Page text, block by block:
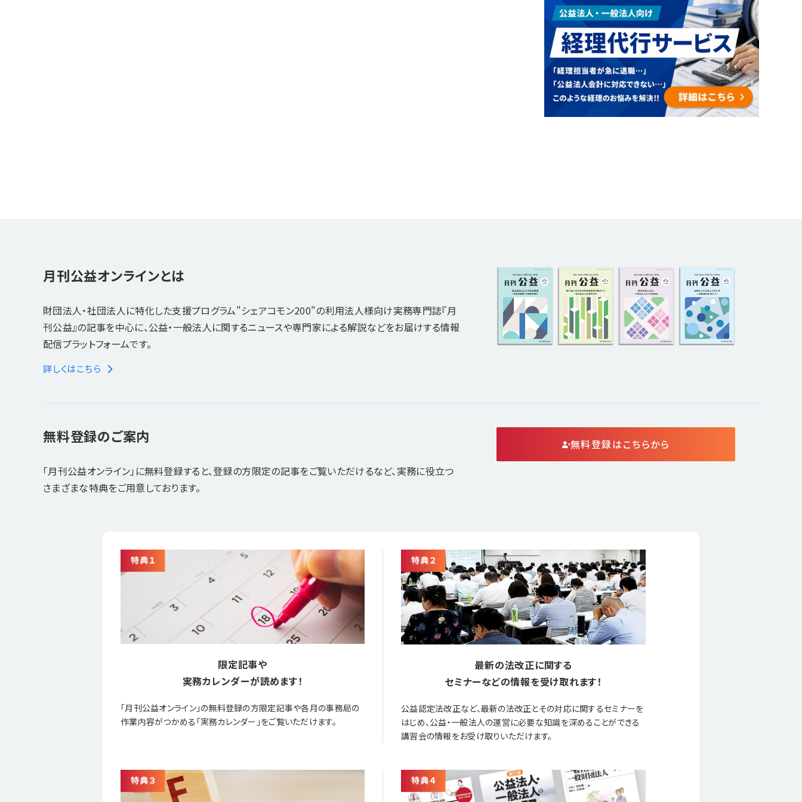
月刊公益オンラインとは
財団法人・社団法人に特化した支援プログラム"シェアコモン200"の利用法人様向け実務専門誌『月
刊公益』の記事を中心に、公益・一般法人に関するニュースや専門家による解説などをお届けする情報
配信プラットフォームです。
詳しくはこちら
無料登録のご案内
「月刊公益オンライン」に無料登録すると、登録の方限定の記事をご覧いただけるなど、実務に役立つ
さまざまな特典をご用意しております。
無料登録はこちらから
限定記事や
実務カレンダーが読めます！
「月刊公益オンライン」の無料登録の方限定記事や各月の事務局の
作業内容がつかめる「実務カレンダー」をご覧いただけます。
最新の法改正に関する
セミナーなどの情報を受け取れます！
公益認定法改正など、最新の法改正とその対応に関するセミナーを
はじめ、公益・一般法人の運営に必要な知識を深めることができる
講習会の情報をお受け取りいただけます。